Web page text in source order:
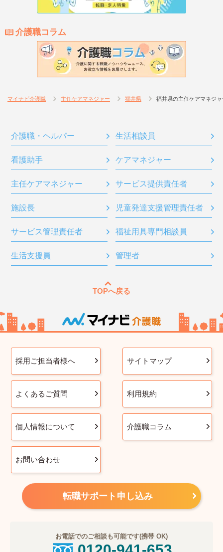
介護職コラム
マイナビ介護職 主任ケアマネジャー 福井県 福井県の主任ケアマネジ
介護職・ヘルパー 生活相談員
看護助手 ケアマネジャー
主任ケアマネジャー サービス提供責任者
施設長 児童発達支援管理責任者
サービス管理責任者 福祉用具専門相談員
生活支援員 管理者
TOPへ戻る
採用ご担当者様へ サイトマップ
よくあるご質問 利用規約
個人情報について 介護職コラム
お問い合わせ
転職サポート申し込み
お電話でのご相談も可能です(携帯 OK)